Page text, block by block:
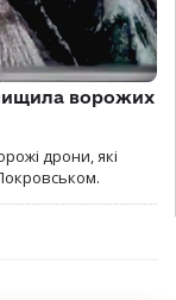
ворожих
дрони, які